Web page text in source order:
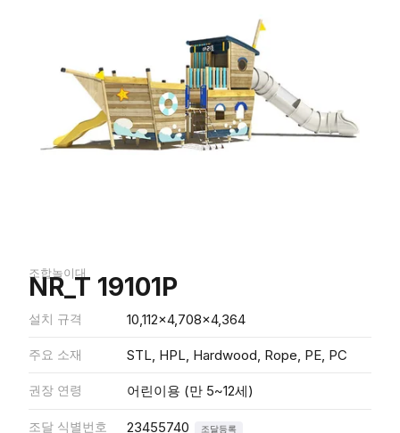
조합놀이대
NR_T 19101P
설치 규격 10,112x4,708x4,364
주요 소재 STL, HPL, Hardwood, Rope, PE, PC
권장 연령 어린이용 (만 5~12세)
조달 식별번호 23455740 조달등록